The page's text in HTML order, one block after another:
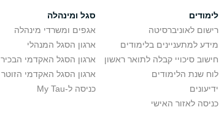
לימודים
רישום לאוניברסיטה
מידע למתעניינים בלימודים
חישוב סיכויי קבלה לתואר ראשון
לוח שנת הלימודים
ידיעונים
כניסה לאזור האישי
סגל ומינהלה
אגפים ומשרדי מינהלה
ארגון הסגל המנהלי
ארגון הסגל האקדמי הבכיר
ארגון הסגל האקדמי הזוטר
כניסה ל-My Tau